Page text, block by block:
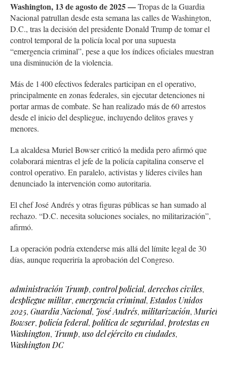
Washington, 13 de agosto de 2025 —Tropas de la Guardia
Nacional patrullan desde esta semana las calles de Washington,
D.C., tras la decisión del presidente Donald Trump de tomar el
control temporal de la policía local por una supuesta
“emergencia criminal”, pese a que los índices oficiales muestran
una disminución de la violencia.
Más de 1 400 efectivos federales participan en el operativo,
principalmente en zonas federales, sin ejecutar detenciones ni
portar armas de combate. Se han realizado más de 60 arrestos
desde el inicio del despliegue, incluyendo delitos graves y
menores.
La alcaldesa Muriel Bowser criticó la medida pero afirmó que
colaborará mientras el jefe de la policía capitalina conserve el
control operativo. En paralelo, activistas y líderes civiles han
denunciado la intervención como autoritaria.
El chef José Andrés y otras figuras públicas se han sumado al
rechazo. “D.C. necesita soluciones sociales, no militarización”,
afirmó.
La operación podría extenderse más allá del límite legal de 30
días, aunque requeriría la aprobación del Congreso.
administración Trump, control policial, derechos civiles,
despliegue militar, emergencia criminal,Estados Unidos
2025, Guardia Nacional, José Andrés, militarización,Muriel
Bowser, policía federal, política de seguridad, protestas en
Washington, Trump, uso del ejército en ciudades,
Washington DC